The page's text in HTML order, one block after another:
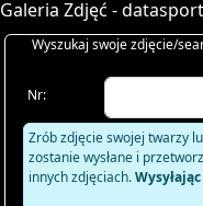
Galeria Zdjęć -
Wyszukaj swoje zdjęcie/
Nr:
Zrób zdjęcie swojej twarzy
zostanie wysłane i
innych zdjęciach.